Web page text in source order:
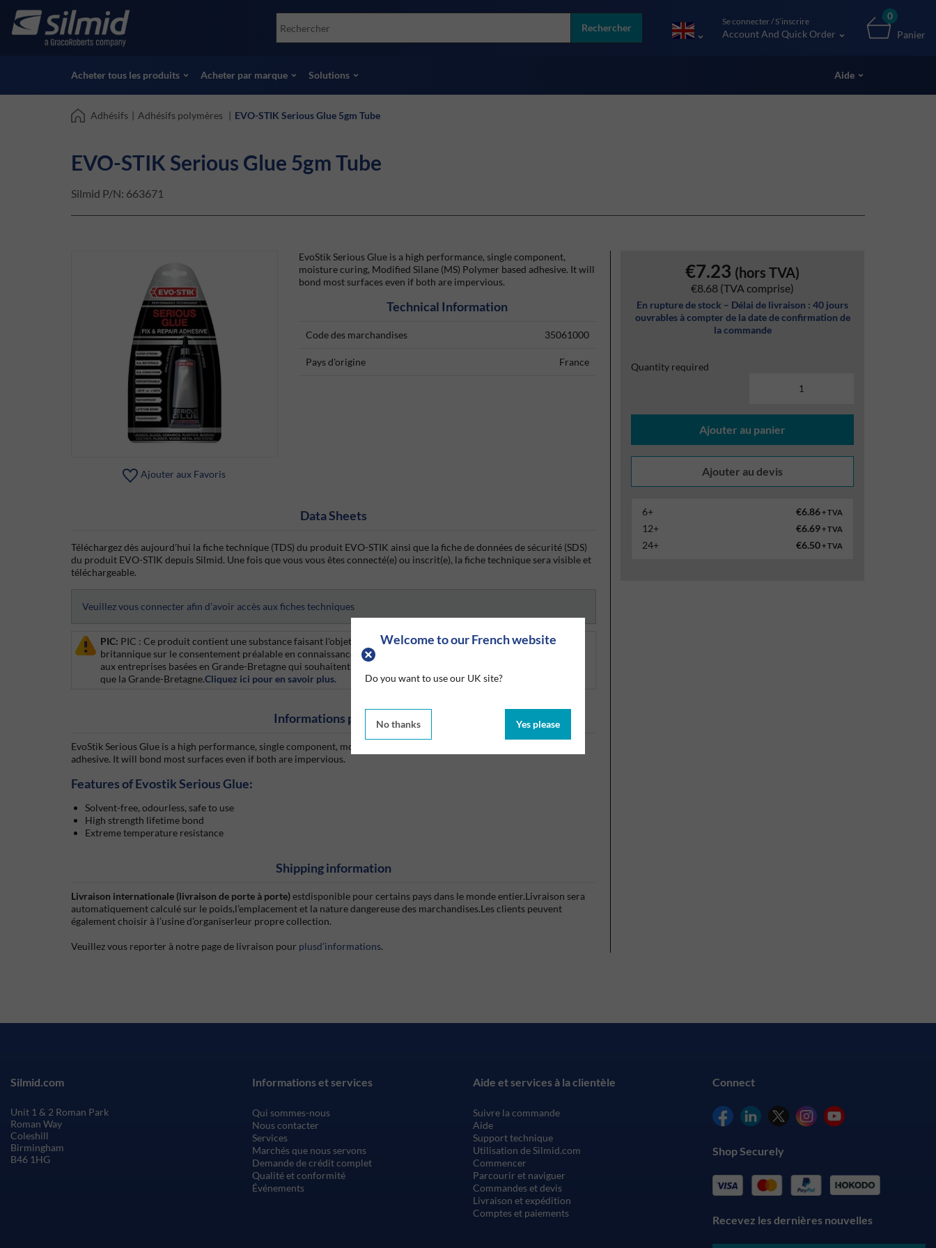
Welcome to our French website
Do you want to use our UK site?
No thanks Yes please
main
Accessories
Essais non destructifs (NDT)
Voir tous les produits
Socomore
Skydrol
Rechercher
Se connecter / S’inscrire
Account And Quick Order
0
Panier
Acheter tous les produits Acheter par marque Solutions Aide
Adhésifs | Adhésifs polymères | EVO-STIK Serious Glue 5gm Tube
EVO-STIK Serious Glue 5gm Tube
Silmid P/N: 663671
Ajouter aux Favoris
€7.23 (hors TVA)
€8.68 (TVA comprise)
En rupture de stock – Délai de livraison : 40 jours
ouvrables à compter de la date de confirmation de
la commande
Quantity required
Ajouter au panier
6+ €6.86+ TVA
12+ €6.69+ TVA
24+ €6.50+ TVA
EvoStik Serious Glue is a high performance, single component,
moisture curing, Modified Silane (MS) Polymer based adhesive. It will
bond most surfaces even if both are impervious.
Technical Information
Code des marchandises 35061000
Pays d'origine France
Data Sheets
Téléchargez dès aujourd'hui la fiche technique (TDS) du produit EVO-STIK ainsi que la fiche de données de sécurité (SDS)
du produit EVO-STIK depuis Silmid. Une fois que vous vous êtes connecté(e) ou inscrit(e), la fiche technique sera visible et
téléchargeable.
Veuillez vous connecter afin d’avoir accès aux fiches techniques
PIC: PIC : Ce produit contient une substance faisant l'objet de restrictions en vertu de la réglementation
britannique sur le consentement préalable en connaissance de cause (PIC). Ce règlement impose des obligations
aux entreprises basées en Grande-Bretagne qui souhaitent exporter ces produits chimiques vers des pays autres
que la Grande-Bretagne.Cliquez ici pour en savoir plus.
Informations produits
EvoStik Serious Glue is a high performance, single component, moisture curing, Modified Silane (MS) Polymer based
adhesive. It will bond most surfaces even if both are impervious.
Features of Evostik Serious Glue:
Solvent-free, odourless, safe to use
High strength lifetime bond
Extreme temperature resistance
Shipping information
Livraison internationale (livraison de porte à porte)estdisponible pour certains pays dans le monde entier.Livraison sera
automatiquement calculé sur le poids,l’emplacement et la nature dangereuse des marchandises.Les clients peuvent
également choisir à l’usine d’organiserleur propre collection.
Veuillez vous reporter à notre page de livraison pour plusd’informations.
Informations et services
Qui sommes-nous
Nous contacter
Services
Marchés que nous servons
Demande de crédit complet
Qualité et conformité
Événements
Aide et services à la clientèle
Suivre la commande
Aide
Support technique
Utilisation de Silmid.com
Commencer
Parcourir et naviguer
Commandes et devis
Livraison et expédition
Comptes et paiements
Connect
Shop Securely
Recevez les dernières nouvelles
Silmid.com
Unit 1 & 2 Roman Park
Roman Way
Coleshill
Birmingham
B46 1HG